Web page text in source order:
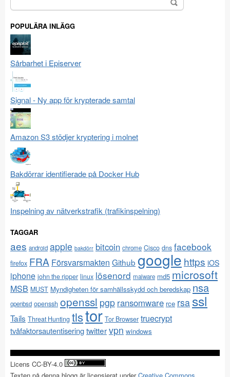
efter:
POPULÄRA INLÄGG
Sårbarhet i Episerver
Signal - Ny app för krypterade samtal
Amazon S3 stödjer kryptering i molnet
Bakdörrar identifierade på Docker Hub
Inspelning av nätverkstrafik (trafikinspelning)
TAGGAR
aes android apple bakdörr bitcoin chrome Cisco dns facebook
firefox FRA Försvarsmakten Github google https iOS
iphone john the ripper linux lösenord malware md5 microsoft
MSB MUST Myndigheten för samhällsskydd och beredskap nsa
openbsd openssh openssl pgp ransomware rce rsa ssl
Tails Threat Hunting tlstor Tor Browser truecrypt
tvåfaktorsautentiseringtwittervpn windows
Licens CC-BY-4.0